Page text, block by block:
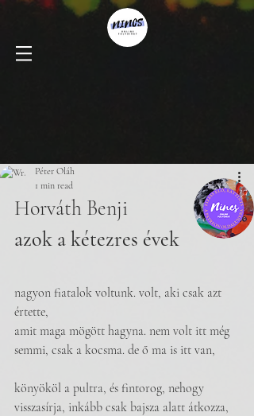
Péter Oláh
1 min read
Horváth Benji
azok a kétezres évek
nagyon fiatalok voltunk. volt, aki csak azt
értette,
amit maga mögött hagyna. nem volt itt még
semmi, csak a kocsma. de ő ma is itt van,
könyököl a pultra, és fintorog, nehogy
visszasírja, inkább csak bajsza alatt átkozza,